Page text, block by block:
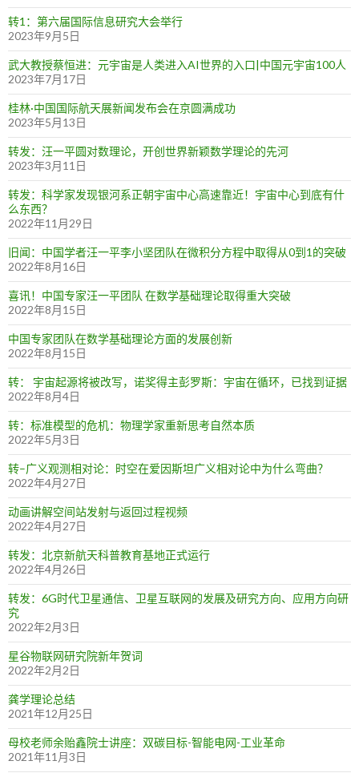
转1：第六届国际信息研究大会举行
2023年9月5日
武大教授蔡恒进：元宇宙是人类进入AI世界的入口|中国元宇宙100人
2023年7月17日
桂林·中国国际航天展新闻发布会在京圆满成功
2023年5月13日
转发：汪一平圆对数理论，开创世界新颖数学理论的先河
2023年3月11日
转发：科学家发现银河系正朝宇宙中心高速靠近！宇宙中心到底有什
么东西？
2022年11月29日
旧闻：中国学者汪一平李小坚团队在微积分方程中取得从0到1的突破
2022年8月16日
喜讯！中国专家汪一平团队 在数学基础理论取得重大突破
2022年8月15日
中国专家团队在数学基础理论方面的发展创新
2022年8月15日
转： 宇宙起源将被改写，诺奖得主彭罗斯：宇宙在循环，已找到证据
2022年8月4日
转：标准模型的危机：物理学家重新思考自然本质
2022年5月3日
转–广义观测相对论：时空在爱因斯坦广义相对论中为什么弯曲？
2022年4月27日
动画讲解空间站发射与返回过程视频
2022年4月27日
转发：北京新航天科普教育基地正式运行
2022年4月26日
转发：6G时代卫星通信、卫星互联网的发展及研究方向、应用方向研
究
2022年2月3日
星谷物联网研究院新年贺词
2022年2月2日
龚学理论总结
2021年12月25日
母校老师余贻鑫院士讲座：双碳目标-智能电网-工业革命
2021年11月3日